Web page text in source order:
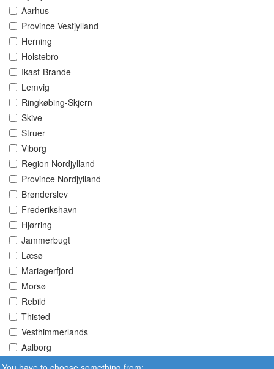
Aarhus
Province Vestjylland
Herning
Holstebro
Ikast-Brande
Lemvig
Ringkøbing-Skjern
Skive
Struer
Viborg
Region Nordjylland
Province Nordjylland
Brønderslev
Frederikshavn
Hjørring
Jammerbugt
Læsø
Mariagerfjord
Morsø
Rebild
Thisted
Vesthimmerlands
Aalborg